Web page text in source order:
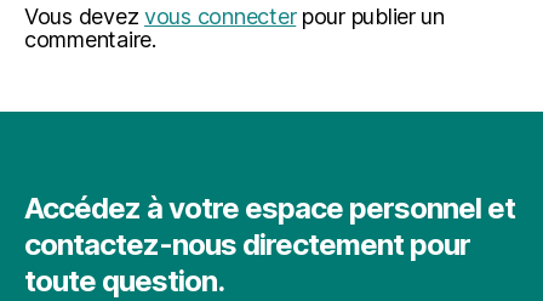
Vous devezvous connecterpour publier un
commentaire.
Accédez à votre espace personnel et
contactez-nous directement pour
toute question.